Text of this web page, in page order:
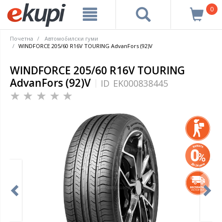
0
Почетна
Автомобилски гуми
WINDFORCE 205/60 R16V TOURING AdvanFors (92)V
WINDFORCE 205/60 R16V TOURING
AdvanFors (92)V
ID EK000838445